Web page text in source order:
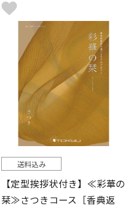
送料込み
【定型挨拶状付き】≪彩華の
栞≫さつきコース［香典返